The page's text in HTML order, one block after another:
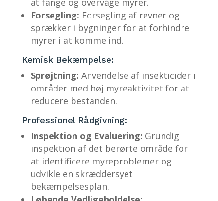
at fange og overvåge myrer.
Forsegling: Forsegling af revner og
sprækker i bygninger for at forhindre
myrer i at komme ind.
Kemisk Bekæmpelse:
Sprøjtning: Anvendelse af insekticider i
områder med høj myreaktivitet for at
reducere bestanden.
Professionel Rådgivning:
Inspektion og Evaluering: Grundig
inspektion af det berørte område for
at identificere myreproblemer og
udvikle en skræddersyet
bekæmpelsesplan.